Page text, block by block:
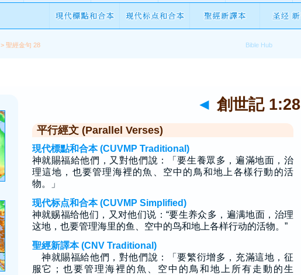
> 聖經金句 28
◄ 創世記 1:28
平行經文 (Parallel Verses)
現代標點和合本 (CUVMP Traditional)
神就賜福給他們，又對他們說：「要生養眾多，遍滿地面，治
理這地，也要管理海裡的魚、空中的鳥和地上各樣行動的活
物。」
现代标点和合本 (CUVMP Simplified)
神就赐福给他们，又对他们说：“要生养众多，遍满地面，治理
这地，也要管理海里的鱼、空中的鸟和地上各样行动的活物。”
聖經新譯本 (CNV Traditional)
神就賜福給他們，對他們說：「要繁衍增多，充滿這地，征
服它；也要管理海裡的魚、空中的鳥和地上所有走動的生